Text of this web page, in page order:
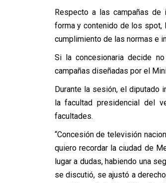
Respecto a las campañas de
forma y contenido de los spot,
cumplimiento de las normas e
Si la concesionaria decide
campañas diseñadas por el
Durante la sesión, el diputado
la facultad presidencial del
facultades.
“Concesión de televisión
quiero recordar la ciudad de
lugar a dudas, habiendo una
se discutió, se ajustó a